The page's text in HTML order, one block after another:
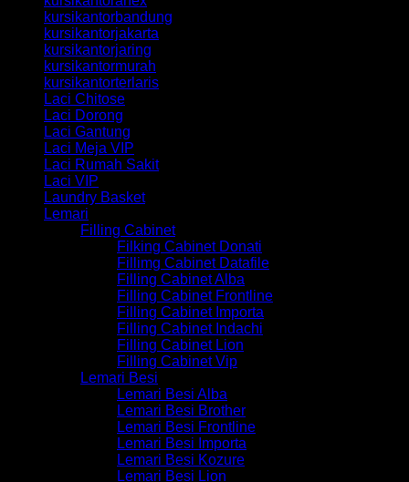
kursikantorbandung
kursikantorjakarta
kursikantorjaring
kursikantormurah
kursikantorterlaris
Laci Chitose
Laci Dorong
Laci Gantung
Laci Meja VIP
Laci Rumah Sakit
Laci VIP
Laundry Basket
Lemari
Filling Cabinet
Filking Cabinet Donati
Fillimg Cabinet Datafile
Filling Cabinet Alba
Filling Cabinet Frontline
Filling Cabinet Importa
Filling Cabinet Indachi
Filling Cabinet Lion
Filling Cabinet Vip
Lemari Besi
Lemari Besi Alba
Lemari Besi Brother
Lemari Besi Frontline
Lemari Besi Importa
Lemari Besi Kozure
Lemari Besi Lion